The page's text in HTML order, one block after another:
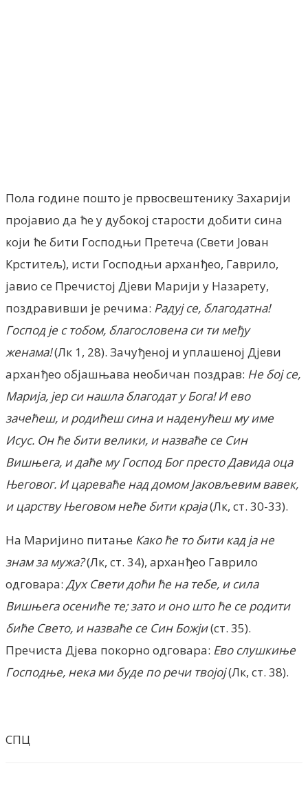
Пола године пошто је првосвештенику Захарији
пројавио да ће у дубокој старости добити сина
који ће бити Господњи Претеча (Свети Јован
Крститељ), исти Господњи арханђео, Гаврило,
јавио се Пречистој Дјеви Марији у Назарету,
поздравивши је речима: Радуј се, благодатна!
Господ је с тобом, благословена си ти међу
женама!(Лк 1, 28). Зачуђеној и уплашеној Дјеви
арханђео објашњава необичан поздрав: Не бој се,
Марија, јер си нашла благодат у Бога! И ево
зачећеш, и родићеш сина и наденућеш му име
Исус. Он ће бити велики, и назваће се Син
Вишњега, и даће му Господ Бог престо Давида оца
Његовог. И цареваће над домом Јаковљевим вавек,
и царству Његовом неће бити краја(Лк, ст. 30-33).
На Маријино питање Како ће то бити кад ја не
знам за мужа?(Лк, ст. 34), арханђео Гаврило
одговара: Дух Свети доћи ће на тебе, и сила
Вишњега осениће те; зато и оно што ће се родити
биће Свето, и назваће се Син Божји(ст. 35).
Пречиста Дјева покорно одговара: Ево слушкиње
Господње, нека ми буде по речи твојој(Лк, ст. 38).
СПЦ